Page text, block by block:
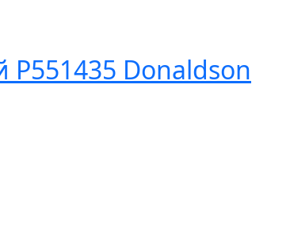
Donaldson